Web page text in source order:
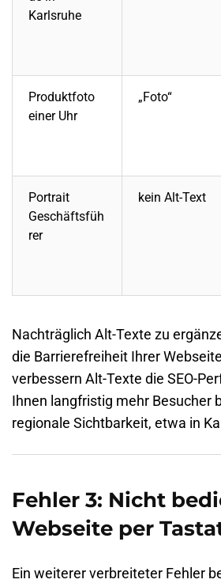
Karlsruhe
Produktfoto
einer Uhr
„Foto“
Portrait
Geschäftsfüh
rer
kein Alt-Text
Nachträglich Alt-Texte zu
die Barrierefreiheit Ihrer
verbessern Alt-Texte die SEO-
Ihnen langfristig mehr Besucher
regionale Sichtbarkeit, etwa in
Fehler 3: Nicht
Webseite per
Ein weiterer verbreiteter Fehler